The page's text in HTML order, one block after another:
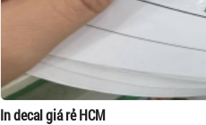
In decal giá rẻ HCM